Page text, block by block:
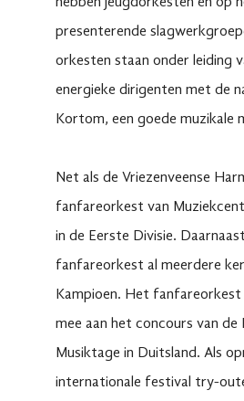
presenterende
orkesten staan onder leiding
energieke dirigenten met de
Kortom, een goede muzikale
Net als de Vriezenveense
fanfareorkest van
in de Eerste Divisie.
fanfareorkest al meerdere
Kampioen. Het fanfareorkest
mee aan het concours van de
Musiktage in Duitsland. Als
internationale festival try-